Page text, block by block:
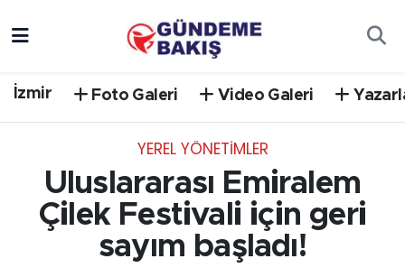
İzmir Foto Galeri Video Galeri
YEREL YÖNETİMLER
Uluslararası Emiralem
Çilek Festivali için geri
sayım başladı!
EGE
EĞİTİM
Trafik Durumu
Süper Lig Puan Durumu ve Fikstür
Tüm Manşetler